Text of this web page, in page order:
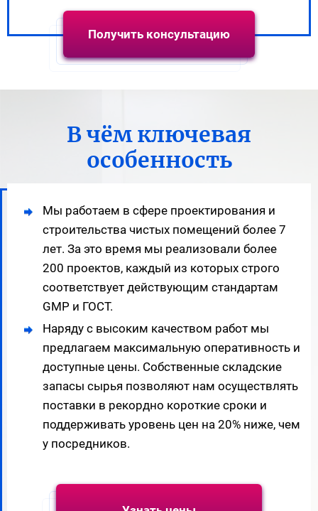
Получить консультацию
В чём ключевая
особенность
Мы работаем в сфере проектирования и
строительства чистых помещений более 7
лет. За это время мы реализовали более
200 проектов, каждый из которых строго
соответствует действующим стандартам
GMP и ГОСТ.
Наряду с высоким качеством работ мы
предлагаем максимальную оперативность и
доступные цены. Собственные складские
запасы сырья позволяют нам осуществлять
поставки в рекордно короткие сроки и
поддерживать уровень цен на 20% ниже, чем
у посредников.